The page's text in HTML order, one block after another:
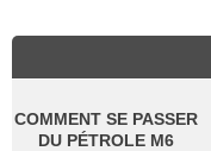
COMMENT SE PASSER
DU PÉTROLE M6